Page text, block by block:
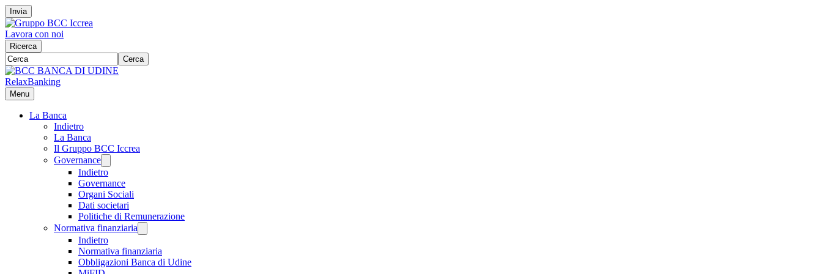
Invia
Lavora con noi
Ricerca
Cerca
RelaxBanking
Menu
La Banca
Indietro
La Banca
Il Gruppo BCC Iccrea
Governance
Indietro
Governance
Organi Sociali
Dati societari
Politiche di Remunerazione
Normativa finanziaria
Indietro
Normativa finanziaria
Obbligazioni Banca di Udine